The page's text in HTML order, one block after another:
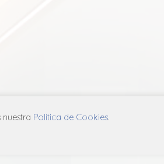
Política de Cookies.